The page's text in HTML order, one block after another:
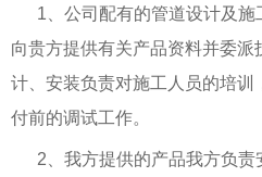
1、公司配有的管道设计及施
向贵方提供有关产品资料并委派
计、安装负责对施工人员的培训
付前的调试工作。
2、我方提供的产品我方负责